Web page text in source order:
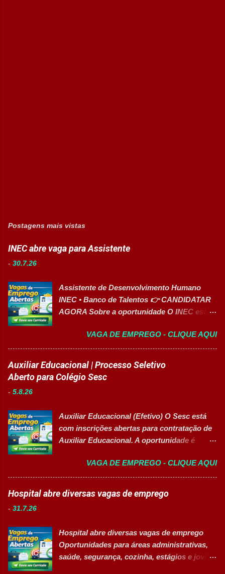
Postagens mais vistas
INEC abre vaga para Assistente
- 30.7.26
Assistente de Desenvolvimento Humano
INEC • Banco de Talentos 👉 CANDIDATAR
AGORA Sobre a oportunidade O INEC está
Talentos da função de Assistente de
Desenvolvimento Humano . O profissional
dará suporte às atividades de Recursos
Humanos, recrutamento e seleção,
administração de pessoal e atendimento aos
que desejam desenvolver carreira na área de
Gestão de Pessoas. Salário R$ 2.236,38
Principais atividades Apoiar os processos de
atendimento aos colaboradores. Dar suporte
às rotinas de Departamento Pessoal.
Acompanhar e controlar benefícios.
de RH. Executar demais atividades
administrativas da área. Requisitos 18 anos
completos. Ensino médio completo ...
VAGA DE EMPREGO - CLIQUE AQUI
Auxiliar Educacional | Processo Seletivo
Aberto para Colégio Sesc
- 5.8.26
Auxiliar Educacional (Efetivo) O Sesc está
com inscrições abertas para contratação de
Auxiliar Educacional. A oportunidade é
nas áreas da educação que desejam atuar
em ambiente escolar, apoiando professores
e estudantes. 👉 CANDIDATAR-SE AGORA
Resumo da vaga Cargo: Auxiliar
trabalho: Presencial Inscrições até: 11 de
agosto de 2026 Vaga inclusiva para Pessoas
com Deficiência (PcD). Principais atividades
VAGA DE EMPREGO - CLIQUE AQUI
Hospital abre diversas vagas de emprego
- 31.7.26
Hospital abre diversas vagas de emprego
Oportunidades para áreas administrativas,
saúde, segurança, cozinha, estágios e jovem